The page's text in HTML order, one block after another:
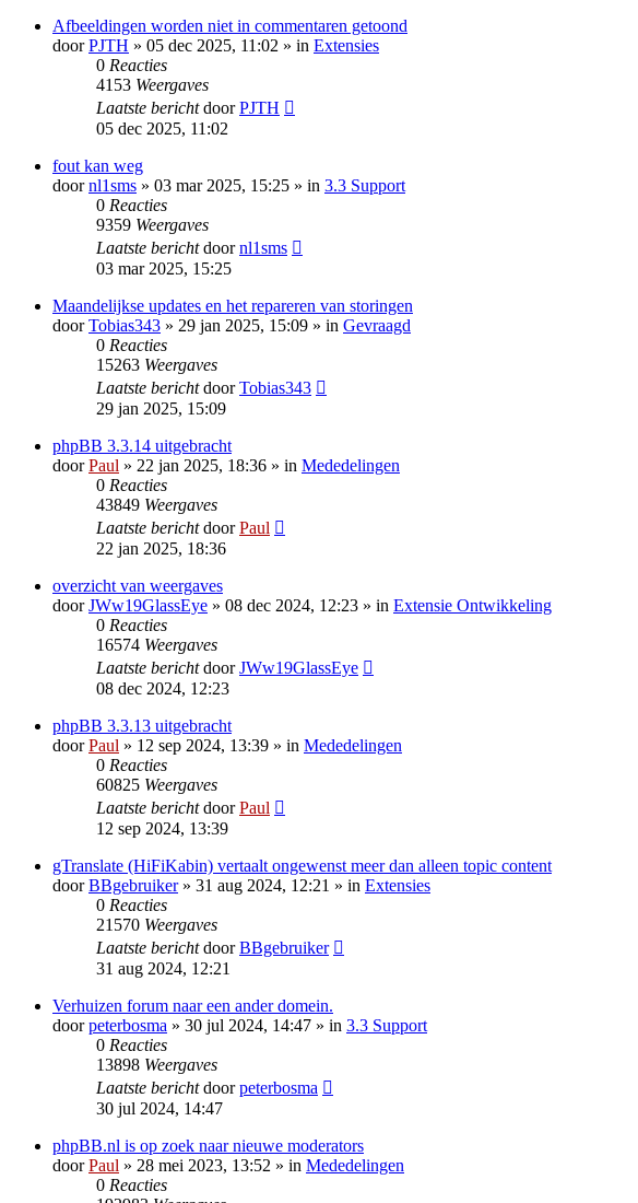
Afbeeldingen worden niet in commentaren getoond
doorPJTH » 05 dec 2025, 11:02 » in Extensies
0 Reacties
4153 Weergaves
Laatste berichtdoorPJTH
05 dec 2025, 11:02
fout kan weg
doornl1sms » 03 mar 2025, 15:25 » in 3.3 Support
0 Reacties
9359 Weergaves
Laatste berichtdoornl1sms
03 mar 2025, 15:25
Maandelijkse updates en het repareren van storingen
doorTobias343 » 29 jan 2025, 15:09 » in Gevraagd
0 Reacties
15263 Weergaves
Laatste berichtdoorTobias343
29 jan 2025, 15:09
phpBB 3.3.14 uitgebracht
doorPaul » 22 jan 2025, 18:36 » in Mededelingen
0 Reacties
43849 Weergaves
Laatste berichtdoorPaul
22 jan 2025, 18:36
overzicht van weergaves
doorJWw19GlassEye » 08 dec 2024, 12:23 » in Extensie Ontwikkeling
0 Reacties
16574 Weergaves
Laatste berichtdoorJWw19GlassEye
08 dec 2024, 12:23
phpBB 3.3.13 uitgebracht
doorPaul » 12 sep 2024, 13:39 » in Mededelingen
0 Reacties
60825 Weergaves
Laatste berichtdoorPaul
12 sep 2024, 13:39
gTranslate (HiFiKabin) vertaalt ongewenst meer dan alleen topic content
doorBBgebruiker» 31 aug 2024, 12:21 » in Extensies
0 Reacties
21570 Weergaves
Laatste berichtdoorBBgebruiker
31 aug 2024, 12:21
Verhuizen forum naar een ander domein.
doorpeterbosma » 30 jul 2024, 14:47 » in 3.3 Support
0 Reacties
13898 Weergaves
Laatste berichtdoorpeterbosma
30 jul 2024, 14:47
phpBB.nl is op zoek naar nieuwe moderators
doorPaul » 28 mei 2023, 13:52 » in Mededelingen
0 Reacties